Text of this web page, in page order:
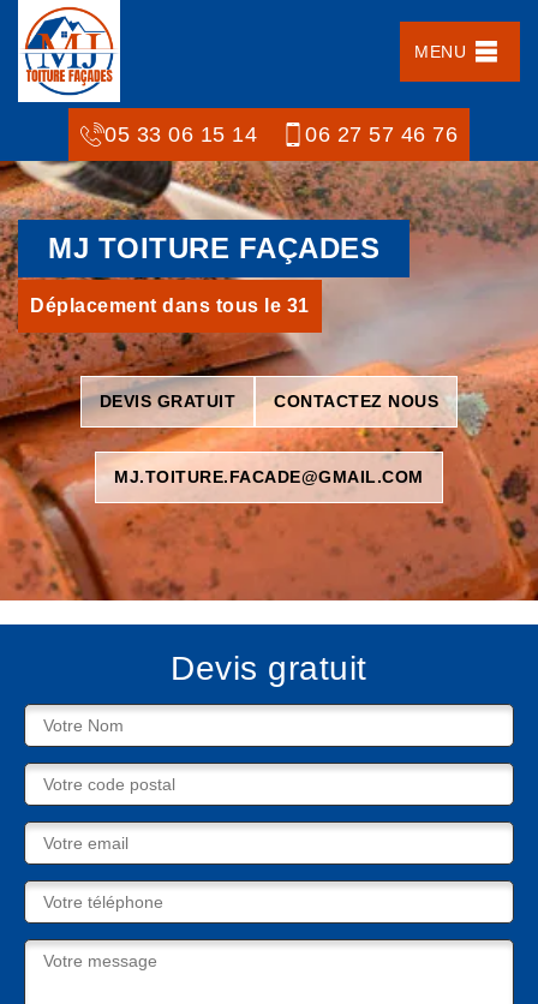
MENU
05 33 06 15 14 06 27 57 46 76
MJ TOITURE FAÇADES
Déplacement dans tous le 31
DEVIS GRATUIT CONTACTEZ NOUS
MJ.TOITURE.FACADE@GMAIL.COM
Devis gratuit